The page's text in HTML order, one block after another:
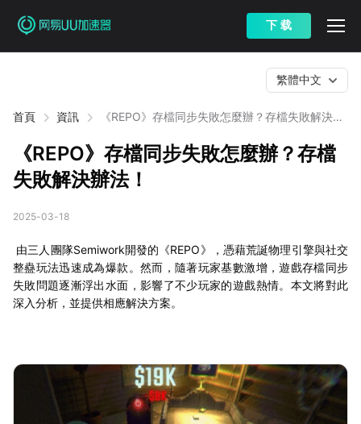
下 载
首頁 資訊
《REPO》存檔同步失敗怎麼辦？存檔失敗解決辦
繁體中文
《REPO》存檔同步失敗怎麼辦？存檔
失敗解決辦法！
2025-03-18
由三人團隊Semiwork開發的《REPO》，憑藉荒誕物理引擎與社交
整蠱玩法迅速成為爆款。然而，隨著玩家基數激增，遊戲存檔同步
失敗問題逐漸浮出水面，影響了不少玩家的遊戲熱情。本文將對此
深入分析，並提供相應解決方案。